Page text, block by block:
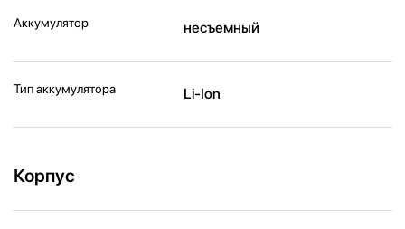
Аккумулятор несъемный
Тип аккумулятора Li-Ion
Корпус